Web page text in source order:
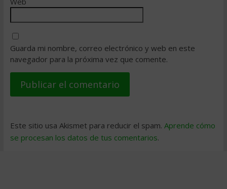
Guarda mi nombre, correo electrónico y web en este
navegador para la próxima vez que comente.
Este sitio usa Akismet para reducir el spam. Aprende cómo
se procesan los datos de tus comentarios.